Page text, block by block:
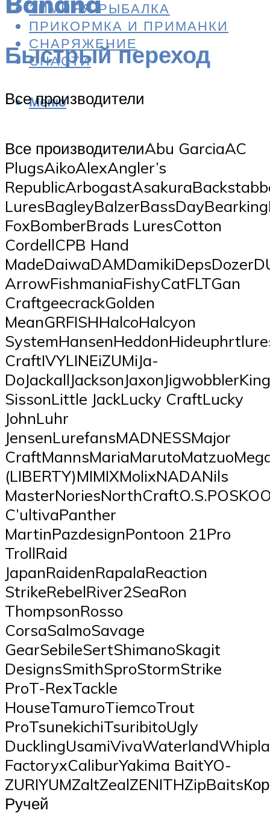
ЗИМНЯЯ РЫБАЛКА
ПРИКОРМКА И ПРИМАНКИ
СНАРЯЖЕНИЕ
СНАСТИ
Меню
Быстрый переход
Все производители
Все производителиAbu GarciaAC
PlugsAikoAlexAngler’s
FoxBomberBrads LuresCotton
CordellCPB Hand
ArrowFishmaniaFishyCatFLTGan
CraftgeecrackGolden
MeanGRFISHHalcoHalcyon
CraftIVYLINEiZUMiJa-
SissonLittle JackLucky CraftLucky
JohnLuhr
JensenLurefansMADNESSMajor
(LIBERTY)MIMIXMolixNADANils
C’ultivaPanther
MartinPazdesignPontoon 21Pro
TrollRaid
JapanRaidenRapalaReaction
StrikeRebelRiver2SeaRon
ThompsonRosso
CorsaSalmoSavage
GearSebileSertShimanoSkagit
DesignsSmithSproStormStrike
ProT-RexTackle
HouseTamuroTiemcoTrout
ProTsunekichiTsuribitoUgly
FactoryxCaliburYakima BaitYO-
Ручей